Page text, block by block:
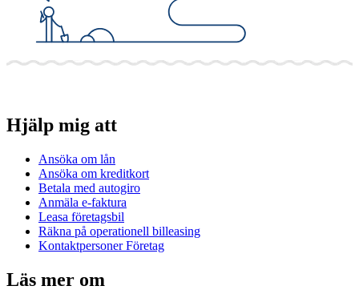
Hjälp mig att
Ansöka om lån
Ansöka om kreditkort
Betala med autogiro
Anmäla e-faktura
Leasa företagsbil
Räkna på operationell billeasing
Kontaktpersoner Företag
Läs mer om